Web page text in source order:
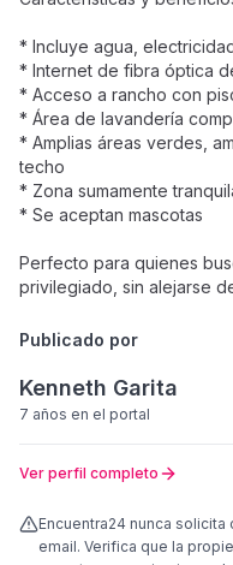
* Incluye agua,
* Internet de fibra óptica
* Acceso a rancho con
* Área de lavandería
* Amplias áreas verdes,
techo
* Zona sumamente
* Se aceptan mascotas
Perfecto para quienes
privilegiado, sin alejarse
Publicado por
Kenneth Garita
7 años en el portal
Ver perfil completo
Encuentra24 nunca
email. Verifica que la